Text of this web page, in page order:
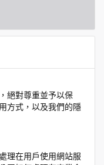
絕對尊重並予以保
方式，以及我們的隱
理在用戶使用網站服